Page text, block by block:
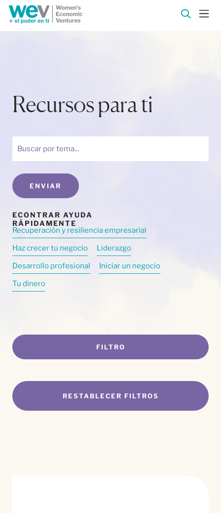
Recursos para ti
ENVIAR
Recuperación y resiliencia empresarial
Haz crecer tu negocio
Liderazgo
Desarrollo profesional
Iniciar un negocio
Tu dinero
FILTRO
RESTABLECER FILTROS